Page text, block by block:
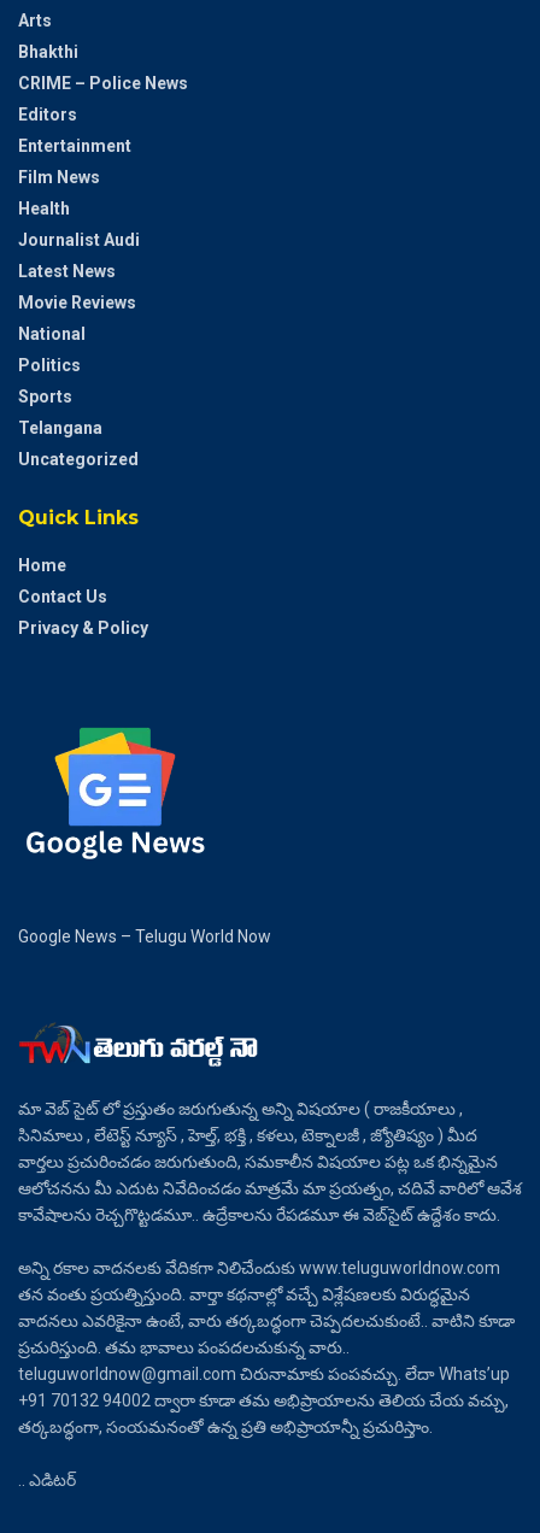
Arts
Bhakthi
CRIME – Police News
Editors
Entertainment
Film News
Health
Journalist Audi
Latest News
Movie Reviews
National
Politics
Sports
Telangana
Uncategorized
Quick Links
Home
Contact Us
Privacy & Policy
Google News – Telugu World Now
మా వెబ్ సైట్ లో ప్రస్తుతం జరుగుతున్న అన్ని విషయాల ( రాజకీయాలు ,
సినిమాలు , లేటెస్ట్ న్యూస్ , హెల్త్, భక్తి , కళలు, టెక్నాలజీ , జ్యోతిష్యం ) మీద
వార్తలు ప్రచురించడం జరుగుతుంది, సమకాలీన విషయాల పట్ల ఒక భిన్నమైన
ఆలోచనను మీ ఎదుట నివేదించడం మాత్రమే మా ప్రయత్నం, చదివే వారిలో ఆవేశ
కావేషాలను రెచ్చగొట్టడమూ.. ఉద్రేకాలను రేపడమూ ఈ వెబ్‌సైట్ ఉద్దేశం కాదు.
అన్ని రకాల వాదనలకు వేదికగా నిలిచేందుకు www.teluguworldnow.com
తన వంతు ప్రయత్నిస్తుంది. వార్తా కథనాల్లో వచ్చే విశ్లేషణలకు విరుద్ధమైన
వాదనలు ఎవరికైనా ఉంటే, వారు తర్కబద్ధంగా చెప్పదలచుకుంటే.. వాటిని కూడా
ప్రచురిస్తుంది. తమ భావాలు పంపదలచుకున్న వారు..
teluguworldnow@gmail.com చిరునామాకు పంపవచ్చు. లేదా Whats’up
+91 70132 94002 ద్వారా కూడా తమ అభిప్రాయాలను తెలియ చేయ వచ్చు,
తర్కబద్ధంగా, సంయమనంతో ఉన్న ప్రతి అభిప్రాయాన్నీ ప్రచురిస్తాం.
.. ఎడిటర్